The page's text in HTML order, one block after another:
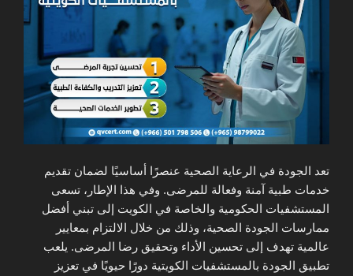
تعد الجودة في الرعاية الصحية عنصرًا أساسيًا لضمان تقديم
خدمات طبية آمنة وفعالة للمرضى. وفي هذا الإطار، تسعى
المستشفيات الحكومية والخاصة في الكويت إلى تبني أفضل
ممارسات الجودة الصحية، وذلك من خلال الالتزام بمعايير
عالمية تهدف إلى تحسين الأداء وتحقيق رضا المرضى. يلعب
تطبيق الجودة بالمستشفيات الكويتية دورًا حيويًا في تعزيز